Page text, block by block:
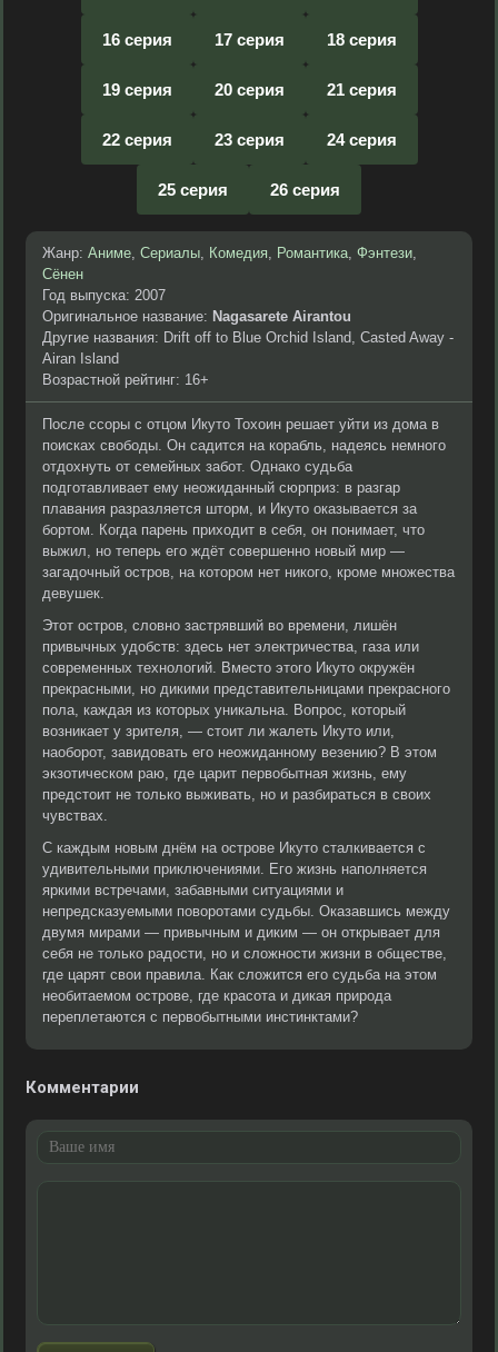
16 серия 17 серия 18 серия
19 серия 20 серия 21 серия
22 серия 23 серия 24 серия
25 серия 26 серия
Жанр: Аниме, Сериалы, Комедия, Романтика, Фэнтези,
Сёнен
Год выпуска: 2007
Оригинальное название: Nagasarete Airantou
Другие названия: Drift off to Blue Orchid Island, Casted Away -
Airan Island
Возрастной рейтинг: 16+
После ссоры с отцом Икуто Тохоин решает уйти из дома в
поисках свободы. Он садится на корабль, надеясь немного
отдохнуть от семейных забот. Однако судьба
подготавливает ему неожиданный сюрприз: в разгар
плавания разразляется шторм, и Икуто оказывается за
бортом. Когда парень приходит в себя, он понимает, что
выжил, но теперь его ждёт совершенно новый мир —
загадочный остров, на котором нет никого, кроме множества
девушек.
Этот остров, словно застрявший во времени, лишён
привычных удобств: здесь нет электричества, газа или
современных технологий. Вместо этого Икуто окружён
прекрасными, но дикими представительницами прекрасного
пола, каждая из которых уникальна. Вопрос, который
возникает у зрителя, — стоит ли жалеть Икуто или,
наоборот, завидовать его неожиданному везению? В этом
экзотическом раю, где царит первобытная жизнь, ему
предстоит не только выживать, но и разбираться в своих
чувствах.
С каждым новым днём на острове Икуто сталкивается с
удивительными приключениями. Его жизнь наполняется
яркими встречами, забавными ситуациями и
непредсказуемыми поворотами судьбы. Оказавшись между
двумя мирами — привычным и диким — он открывает для
себя не только радости, но и сложности жизни в обществе,
где царят свои правила. Как сложится его судьба на этом
необитаемом острове, где красота и дикая природа
переплетаются с первобытными инстинктами?
Комментарии